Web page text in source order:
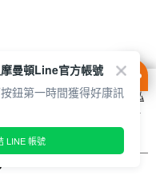
方式之詳情，及若您不希
設定，請參閱本網站「
隱私
表示您同意本公司得按本網站使
曼頓Line官方帳號
鈕第一時間獲得好康訊
LINE 帳號